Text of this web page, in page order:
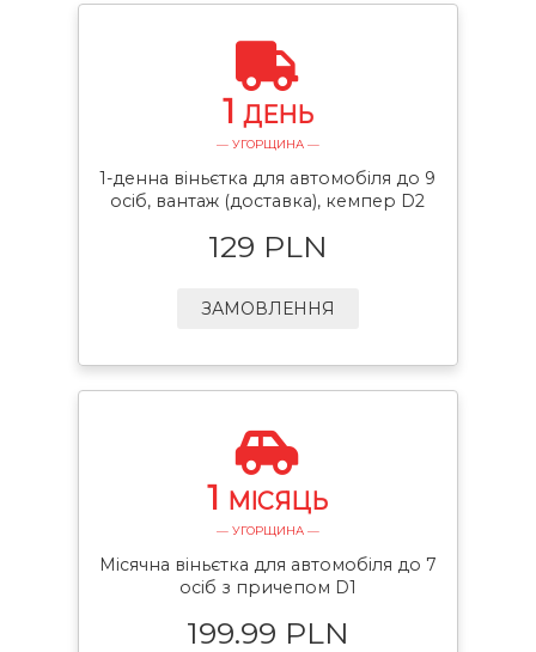
1 ДЕНЬ
— УГОРЩИНА —
1-денна віньєтка для автомобіля до 9
осіб, вантаж (доставка), кемпер D2
129 PLN
ЗАМОВЛЕННЯ
1 МІСЯЦЬ
— УГОРЩИНА —
Місячна віньєтка для автомобіля до 7
осіб з причепом D1
199.99 PLN